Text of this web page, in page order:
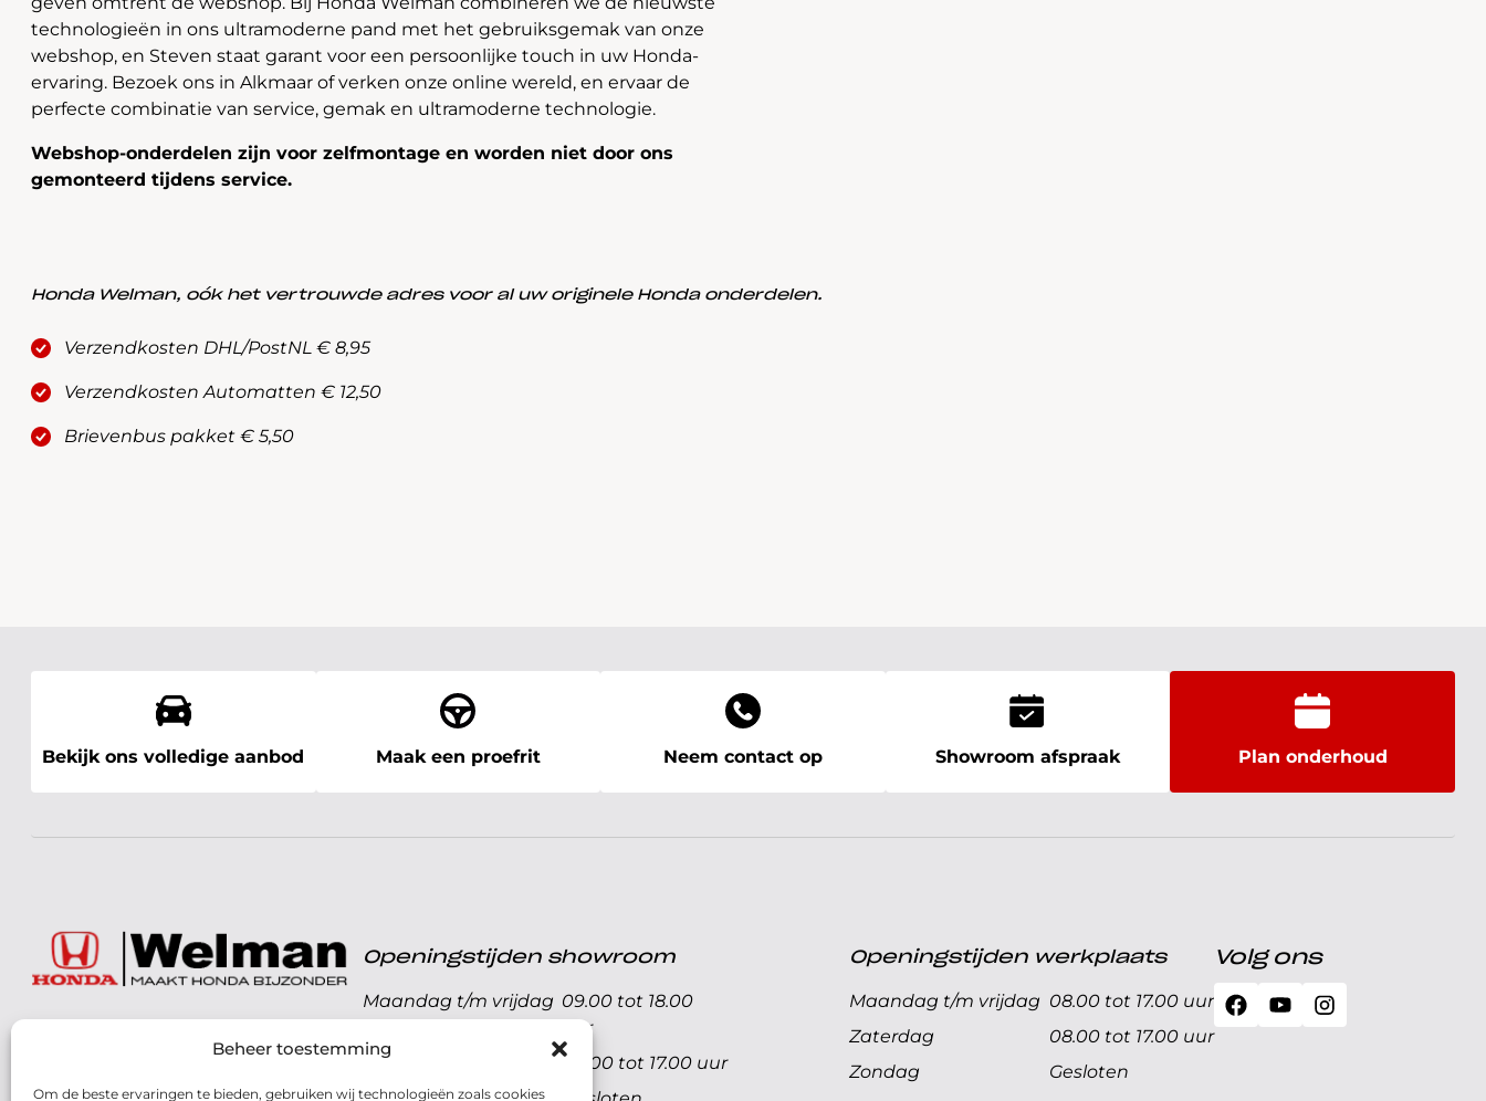
Beheer toestemming
Om de beste ervaringen te bieden, gebruiken wij technologieën zoals cookies
technologieën in ons ultramoderne pand met het gebruiksgemak van onze
webshop, en Steven staat garant voor een persoonlijke touch in uw Honda-
ervaring. Bezoek ons in Alkmaar of verken onze online wereld, en ervaar de
perfecte combinatie van service, gemak en ultramoderne technologie.
Webshop-onderdelen zijn voor zelfmontage en worden niet door ons
gemonteerd tijdens service.
Honda Welman, oók het vertrouwde adres voor al uw originele Honda onderdelen.
Verzendkosten DHL/PostNL € 8,95
Verzendkosten Automatten € 12,50
Brievenbus pakket € 5,50
Bekijk ons volledige aanbod Maak een proefrit Neem contact op Showroom afspraak Plan onderhoud
072 - 57 16 9 40
Parelweg 3, 1812 RS
Openingstijden showroom
Maandag t/m vrijdag 09.00 tot 18.00
uur
Zaterdag
09.00 tot 17.00 uur
Openingstijden werkplaats
Maandag t/m vrijdag 08.00 tot 17.00 uur
Zaterdag
08.00 tot 17.00 uur
Zondag
Gesloten
Volg ons